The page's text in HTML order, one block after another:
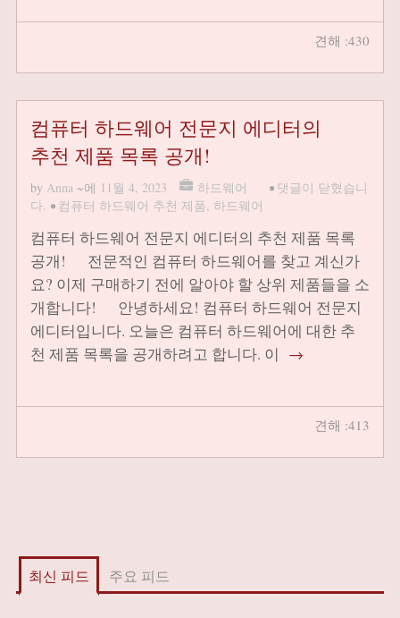
견해 :430
컴퓨터 하드웨어 전문지 에디터의
추천 제품 목록 공개!
by Anna ~에 11월 4, 2023 하드웨어 • 댓글이 닫혔습니
다. • 컴퓨터 하드웨어 추천 제품, 하드웨어
컴퓨터 하드웨어 전문지 에디터의 추천 제품 목록
공개! 전문적인 컴퓨터 하드웨어를 찾고 계신가
요? 이제 구매하기 전에 알아야 할 상위 제품들을 소
개합니다! 안녕하세요! 컴퓨터 하드웨어 전문지
에디터입니다. 오늘은 컴퓨터 하드웨어에 대한 추
천 제품 목록을 공개하려고 합니다. 이 →
견해 :413
최신 피드 주요 피드